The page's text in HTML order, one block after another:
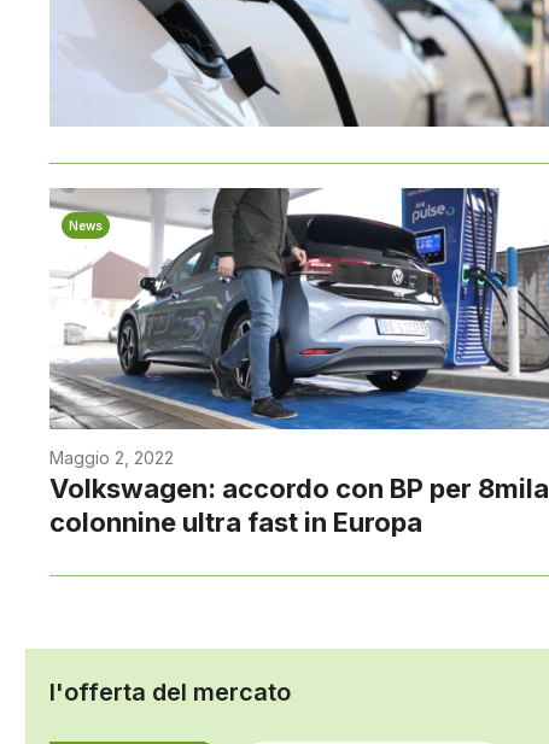
News
Maggio 2, 2022
Volkswagen: accordo con BP per 8mila
colonnine ultra fast in Europa
l'offerta del mercato